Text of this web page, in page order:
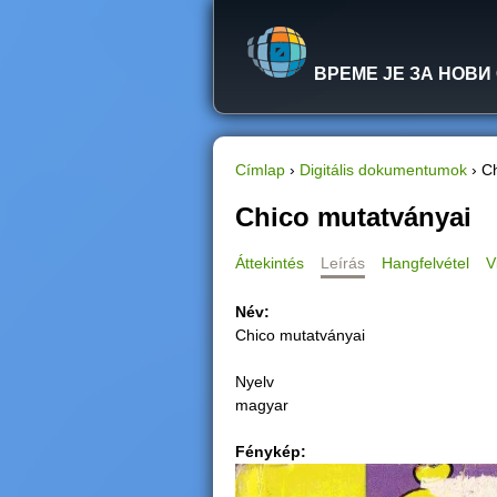
ВРЕМЕ ЈЕ ЗА НОВИ
J
e
e
n
e
Címlap › Digitális dokumentumok ›
Chico mutatványai
Áttekintés Leírás Hangfelvétel
Név:
Chico mutatványai
Nyelv
magyar
Fénykép: